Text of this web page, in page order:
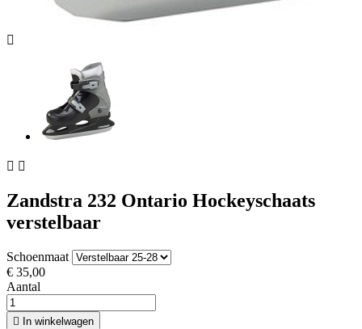

 
Zandstra 232 Ontario Hockeyschaats
verstelbaar
Schoenmaat
€ 35,00
Aantal
 In winkelwagen